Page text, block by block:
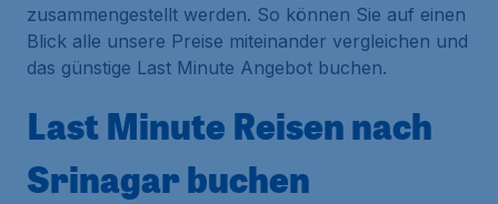
zusammengestellt werden. So können Sie auf einen
Blick alle unsere Preise miteinander vergleichen und
das günstige Last Minute Angebot buchen.
Last Minute Reisen nach
Srinagar buchen